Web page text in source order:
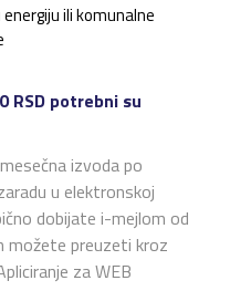
ili komunalne
RSD potrebni su
izvoda po
u elektronskoj
dobijate i-mejlom od
možete preuzeti kroz
za WEB